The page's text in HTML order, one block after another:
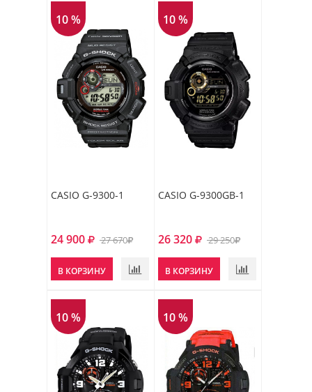
10 %
CASIO G-9300-1
24 900 27 670
В КОРЗИНУ
10 %
CASIO G-9300GB-1
26 320 29 250
В КОРЗИНУ
10 % 10 %